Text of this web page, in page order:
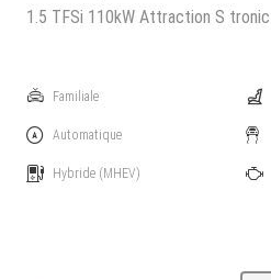
1.5 TFSi 110kW Attraction S tronic
Familiale
Automatique
Hybride (MHEV)